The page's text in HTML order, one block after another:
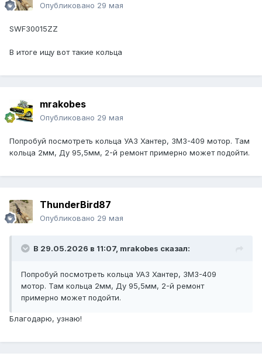
Опубликовано 29 мая
SWF30015ZZ
В итоге ищу вот такие кольца
mrakobes
Опубликовано 29 мая
Попробуй посмотреть кольца УАЗ Хантер, ЗМЗ-409 мотор. Там
кольца 2мм, Ду 95,5мм, 2-й ремонт примерно может подойти.
ThunderBird87
Опубликовано 29 мая
В 29.05.2026 в 11:07, mrakobes сказал:
Попробуй посмотреть кольца УАЗ Хантер, ЗМЗ-409
мотор. Там кольца 2мм, Ду 95,5мм, 2-й ремонт
примерно может подойти.
Благодарю, узнаю!